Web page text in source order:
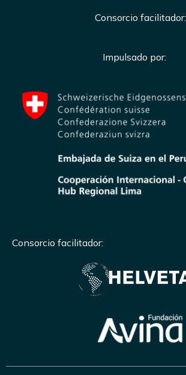
Consorcio facilitador:
Impulsado por:
Consorcio facilitador: